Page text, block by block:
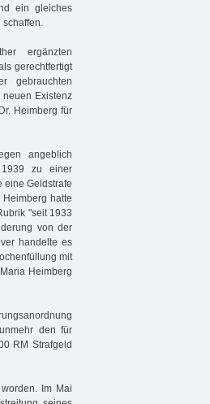
ein gleiches
ergänzten
gerechtfertigt
gebrauchten
Existenz
Heimberg für
angeblich
zu einer
eine Geldstrafe
hatte
"seit 1933
von der
handelte es
mit
Heimberg
den für
RM Strafgeld
Im Mai